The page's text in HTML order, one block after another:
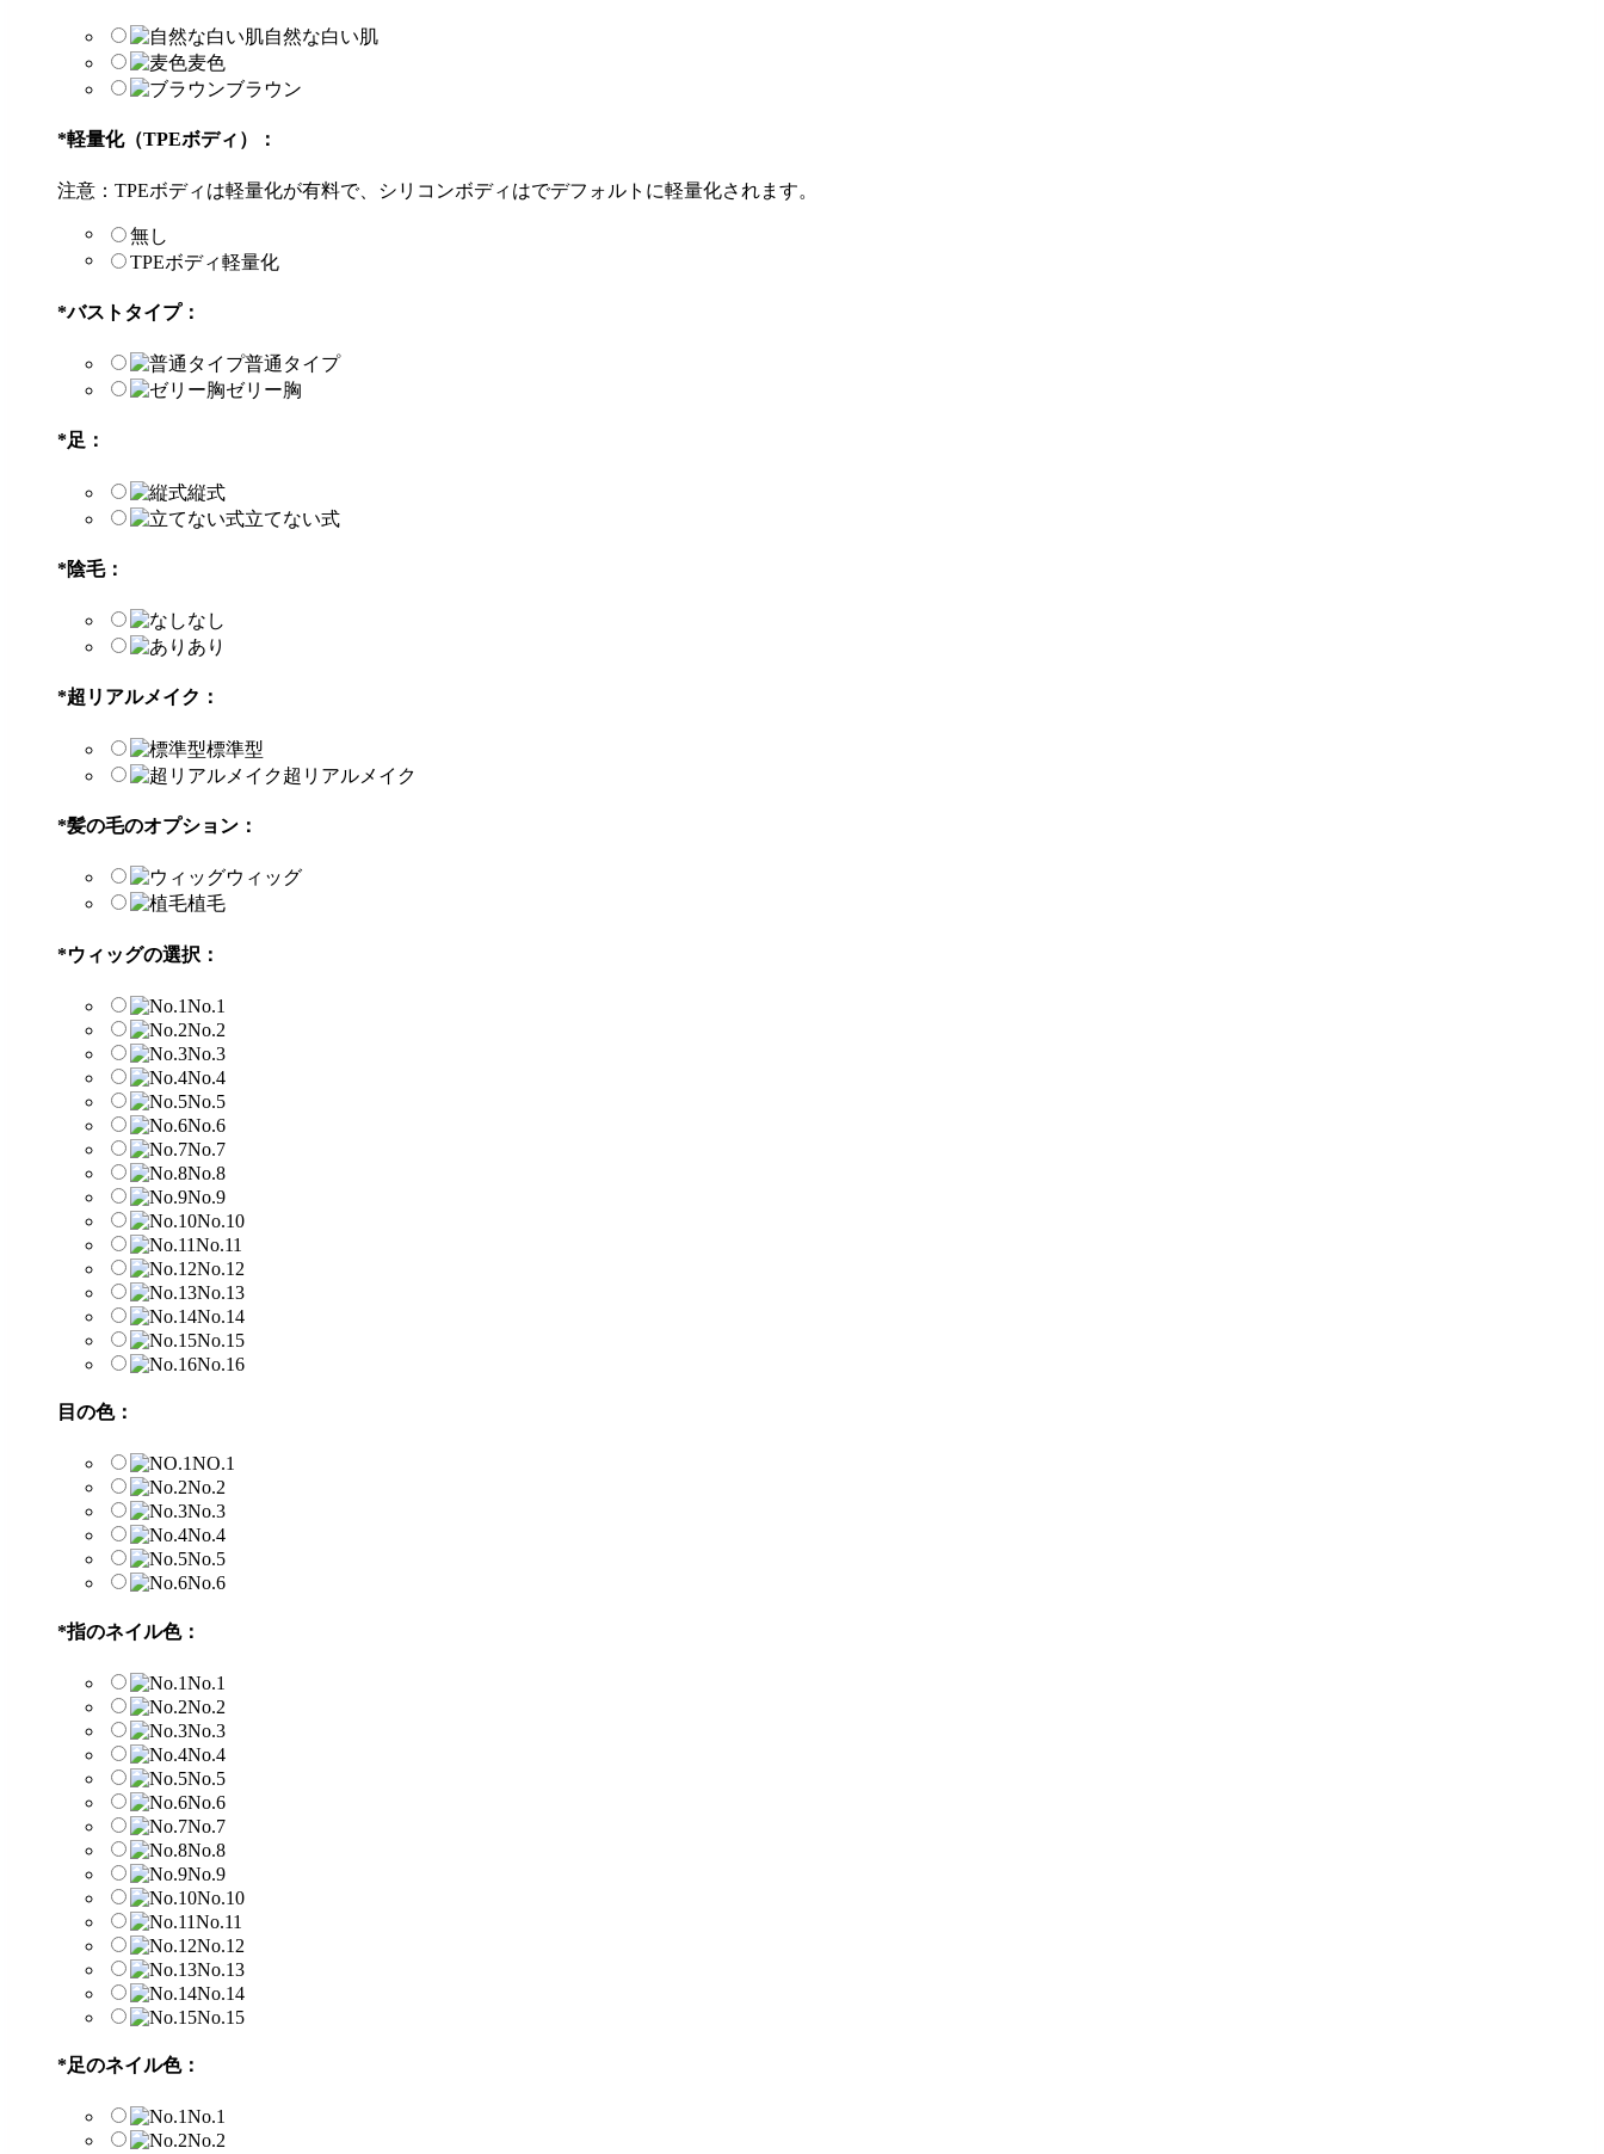
自然な白い肌
麦色
ブラウン
*軽量化（TPEボディ）：
注意：TPEボディは軽量化が有料で、シリコンボディはでデフォルトに軽量化されます。
無し
TPEボディ軽量化
*バストタイプ：
普通タイプ
ゼリー胸
*足：
縦式
立てない式
*陰毛：
なし
あり
*超リアルメイク：
標準型
超リアルメイク
*髪の毛のオプション：
ウィッグ
植毛
*ウィッグの選択：
No.1
No.2
No.3
No.4
No.5
No.6
No.7
No.8
No.9
No.10
No.11
No.12
No.13
No.14
No.15
No.16
目の色：
NO.1
No.2
No.3
No.4
No.5
No.6
*指のネイル色：
No.1
No.2
No.3
No.4
No.5
No.6
No.7
No.8
No.9
No.10
No.11
No.12
No.13
No.14
No.15
*足のネイル色：
No.1
No.2